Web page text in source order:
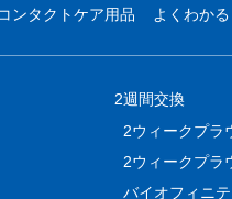
コンタクトケア用品 よくわか
2週間交換
2ウィークプラ
2ウィークプラ
バイオフィニテ